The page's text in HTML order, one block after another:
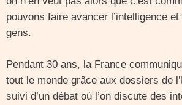
pouvons faire avancer l’intelligence
gens.
Pendant 30 ans, la France
tout le monde grâce aux dossiers de
suivi d’un débat où l’on discute des